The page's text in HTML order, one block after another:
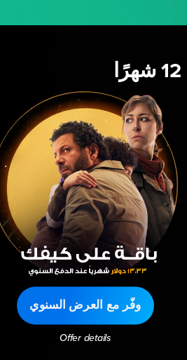
وفّر مع العرض السنوي
Offer details